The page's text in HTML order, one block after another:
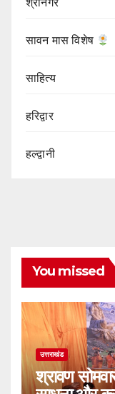
श्रीनगर
सावन मास विशेष
साहित्य
हरिद्वार
हल्द्वानी
You missed
उत्तराखंड
श्रावण